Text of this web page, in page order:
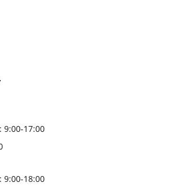
9:00-17:00
9:00-18:00